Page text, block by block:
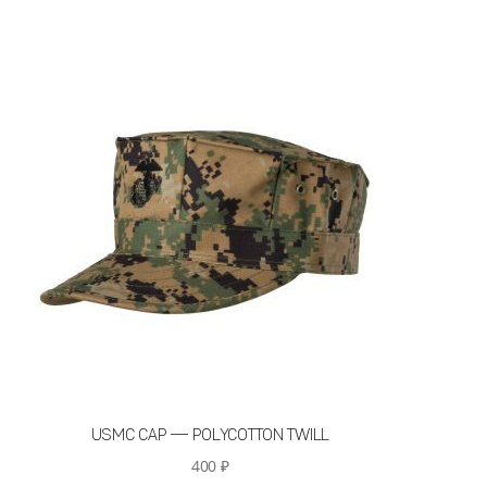
USMC CAP — POLYCOTTON TWILL
400 ₽